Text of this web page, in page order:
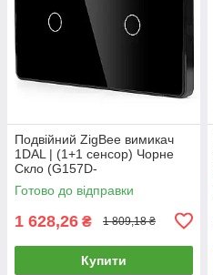
Подвійний ZigBee вимикач
1DAL | (1+1 сенсор) Чорне
Скло (G157D-
SW1GX2.ZB.BL)
Готово до відправки
1 628,26 ₴ 1 809,18 ₴
Купити